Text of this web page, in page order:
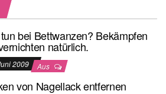
bei Bettwanzen? Bekämpfen
natürlich.
2009 Aus
von Nagellack entfernen